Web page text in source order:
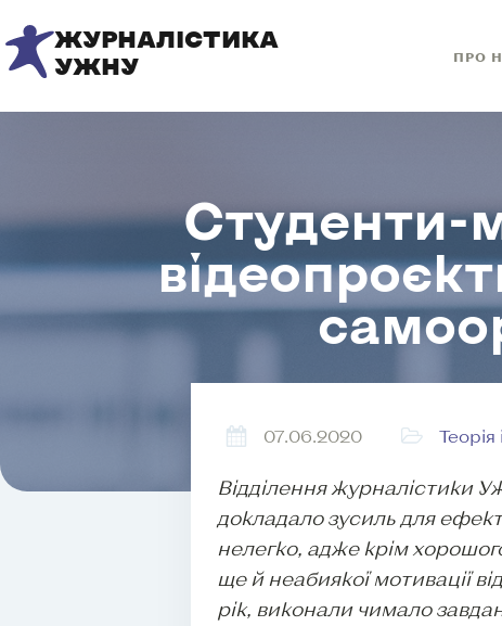
ЖУРНАЛІСТИКА
УЖНУ
ПРО
Студенти-
07.06.2020 Теорія
Відділення журналістики
докладало зусиль для
нелегко, адже крім
ще й неабиякої мотивації
рік, виконали чимало